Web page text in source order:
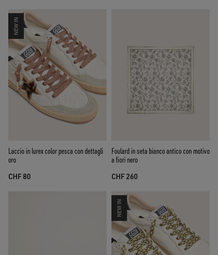
NEW IN
Laccio in lurex color pesca con dettagli
oro
CHF 80
Foulard in seta bianco antico con motivo
a fiori nero
CHF 260
NEW IN